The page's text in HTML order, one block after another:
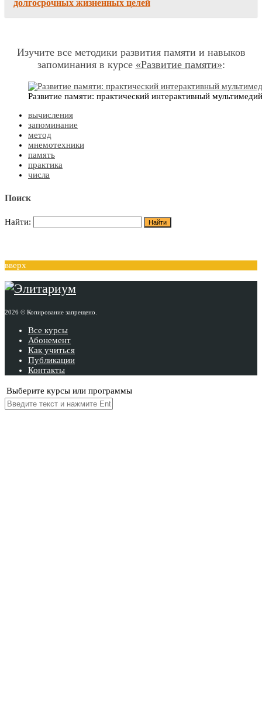
долгосрочных жизненных целей
Изучите все методики развития памяти и навыков
запоминания в курсе «Развитие памяти»:
Развитие памяти: практический интерактивный
вычисления
запоминание
метод
мнемотехники
память
практика
числа
Поиск
Найти:
вверх
2026 © Копирование запрещено.
Все курсы
Абонемент
Как учиться
Публикации
Контакты
Выберите курсы или программы